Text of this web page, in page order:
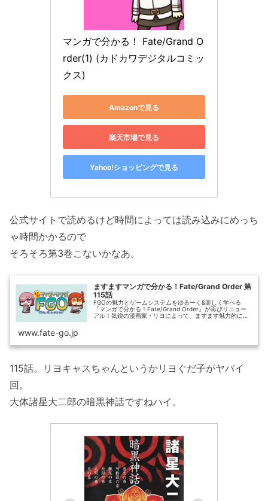
マンガで分かる！ Fate/Grand O
rder(1) (カドカワデジタルコミッ
クス)
Amazonで見る
楽天市場で見る
Yahoo!ショッピングで見る
公式サイトで読めるけど時間によっては読み込みにめっち
ゃ時間かかるので
そろそろ第3巻こないかなあ。
ますますマンガで分かる！Fate/Grand Order 第
115話
FGOの魅力とゲームシステムをゆるーく&楽しく学べる
『マンガで分かる！Fate/Grand Order』が再びリニュー
アル！気鋭の漫画家・リヨによって、ますます魅力的に描
www.fate-go.jp
115話。リヨキャスちゃんというかリヨぐだ子がヤバイ
回。
大体諸星大二郎の暗黒神話ですねハイ。